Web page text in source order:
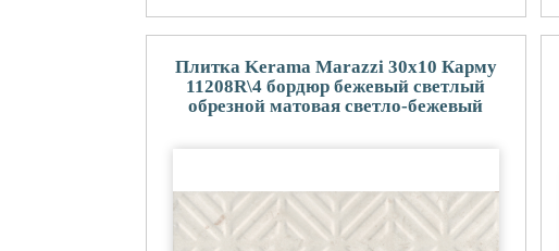
Плитка Kerama Marazzi 30x10 Карму
11208R\4 бордюр бежевый светлый
обрезной матовая светло-бежевый